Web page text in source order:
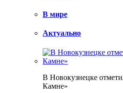
В мире
Актуально
В Новокузнецке
Камне»